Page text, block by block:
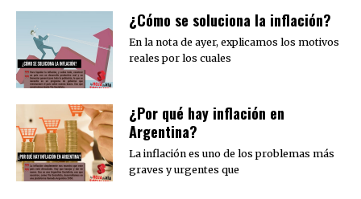
¿Cómo se soluciona la inflación?
En la nota de ayer, explicamos los motivos
reales por los cuales
¿Por qué hay inflación en
Argentina?
La inflación es uno de los problemas más
graves y urgentes que